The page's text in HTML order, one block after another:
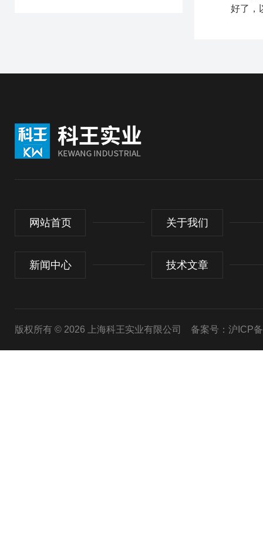
好了，
网站首页 关于我们
新闻中心 技术文章
版权所有 © 2026 上海科王实业有限公司 备案号：沪ICP